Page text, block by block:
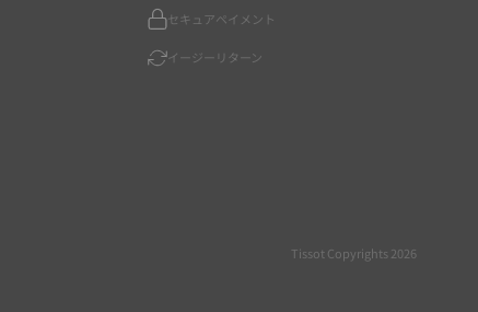
セキュアペイメント
イージーリターン
Tissot Copyrights 2026